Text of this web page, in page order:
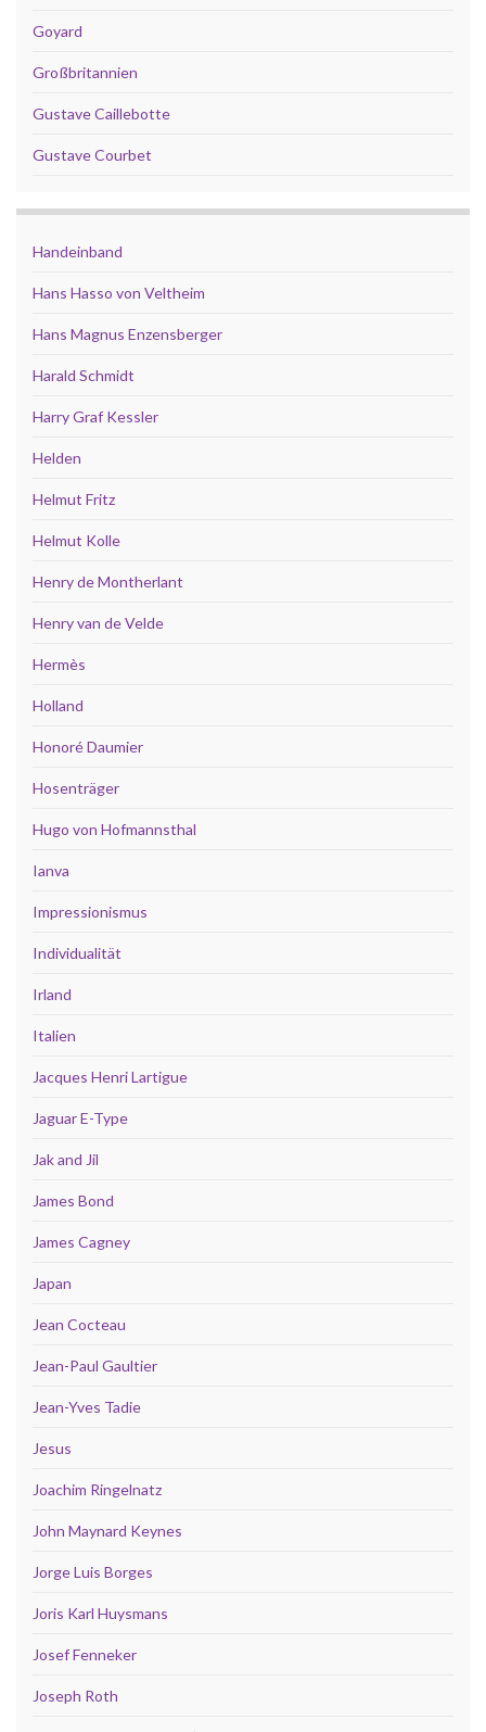
Goyard
Großbritannien
Gustave Caillebotte
Gustave Courbet
Handeinband
Hans Hasso von Veltheim
Hans Magnus Enzensberger
Harald Schmidt
Harry Graf Kessler
Helden
Helmut Fritz
Helmut Kolle
Henry de Montherlant
Henry van de Velde
Hermès
Holland
Honoré Daumier
Hosenträger
Hugo von Hofmannsthal
Ianva
Impressionismus
Individualität
Irland
Italien
Jacques Henri Lartigue
Jaguar E-Type
Jak and Jil
James Bond
James Cagney
Japan
Jean Cocteau
Jean-Paul Gaultier
Jean-Yves Tadie
Jesus
Joachim Ringelnatz
John Maynard Keynes
Jorge Luis Borges
Joris Karl Huysmans
Josef Fenneker
Joseph Roth